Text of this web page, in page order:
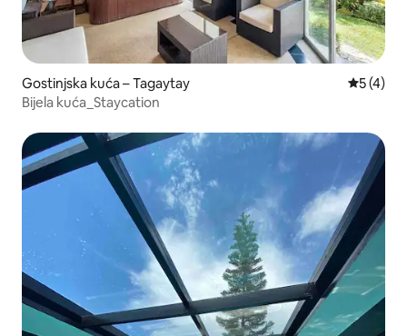
Gostinjska kuća – Tagaytay
5 (4)
Bijela kuća_Staycation